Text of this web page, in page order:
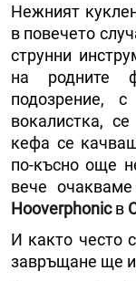
Нежният
в повечето
струнни
на родните
подозрение,
вокалистка,
кефа се
по-късно още
вече
Hooverphonicв
И както често
завръщане ще